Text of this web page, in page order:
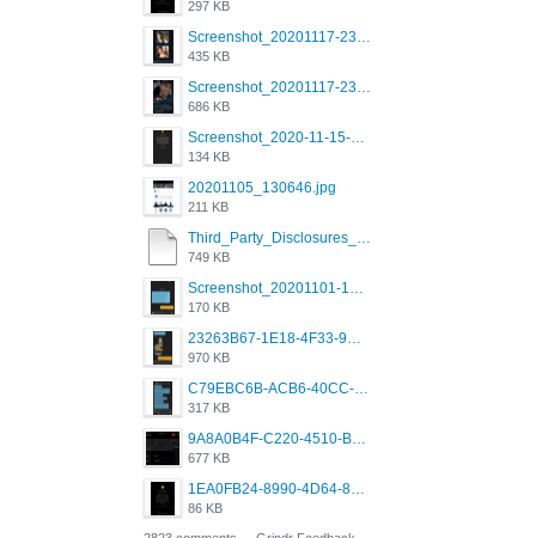
297 KB
Screenshot_20201117-230735.png
435 KB
Screenshot_20201117-230848.png
686 KB
Screenshot_2020-11-15-22-08-28-34_0b220821f310a9cc22e9def9d32cbfd4.jpg
134 KB
20201105_130646.jpg
211 KB
Third_Party_Disclosures_-_20200629 (1).pdf
749 KB
Screenshot_20201101-162951_Grindr.jpg
170 KB
23263B67-1E18-4F33-9D61-2EE4BE273B3B.png
970 KB
C79EBC6B-ACB6-40CC-AC4B-8B841FFFEC78.png
317 KB
9A8A0B4F-C220-4510-B2C9-181DF0E236C0.jpeg
677 KB
1EA0FB24-8990-4D64-8303-37BCCDA597EE.png
86 KB